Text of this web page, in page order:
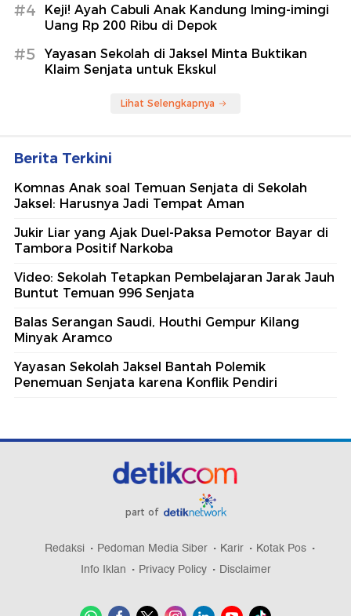
#4
Keji! Ayah Cabuli Anak Kandung Iming-imingi
Uang Rp 200 Ribu di Depok
#5
Yayasan Sekolah di Jaksel Minta Buktikan
Klaim Senjata untuk Ekskul
Lihat Selengkapnya
Berita Terkini
Komnas Anak soal Temuan Senjata di Sekolah
Jaksel: Harusnya Jadi Tempat Aman
Jukir Liar yang Ajak Duel-Paksa Pemotor Bayar di
Tambora Positif Narkoba
Video: Sekolah Tetapkan Pembelajaran Jarak Jauh
Buntut Temuan 996 Senjata
Balas Serangan Saudi, Houthi Gempur Kilang
Minyak Aramco
Yayasan Sekolah Jaksel Bantah Polemik
Penemuan Senjata karena Konflik Pendiri
part of
Redaksi Pedoman Media Siber Karir
Kotak Pos
Info Iklan
Privacy Policy Disclaimer